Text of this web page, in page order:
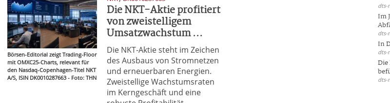
Börsen-Editorial zeigt Trading-Floor
mit OMXC25-Charts, relevant für
den Nasdaq-Copenhagen-Titel NKT
A/S, ISIN DK0010287663 - Foto: THN
Die NKT-Aktie profitiert
von zweistelligem
Umsatzwachstum ...
Die NKT-Aktie steht im Zeichen
des Ausbaus von Stromnetzen
und erneuerbaren Energien.
Zweistellige Wachstumsraten
im Kerngeschäft und eine
dts-
Im
dts-
In
dts-
dts-